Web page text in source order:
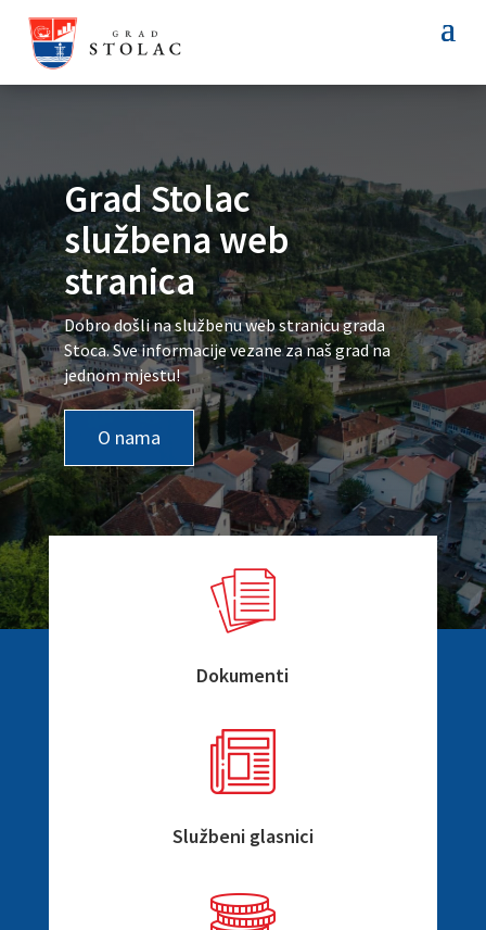
Grad Stolac
službena web
stranica
Dobro došli na službenu web stranicu grada
Stoca. Sve informacije vezane za naš grad na
jednom mjestu!
O nama
Dokumenti
Službeni glasnici